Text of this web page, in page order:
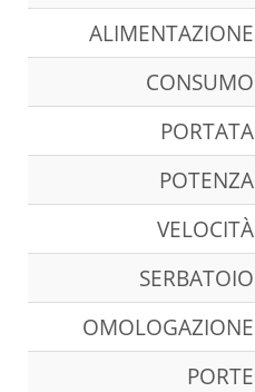
ALIMENTAZIONE
CONSUMO
PORTATA
POTENZA
VELOCITÀ
SERBATOIO
OMOLOGAZIONE
PORTE